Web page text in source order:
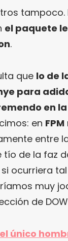
tampoco.
el paquete
.
que lo de
para
en
en FPM
entre
de la faz
ocurriera
muy
de
único